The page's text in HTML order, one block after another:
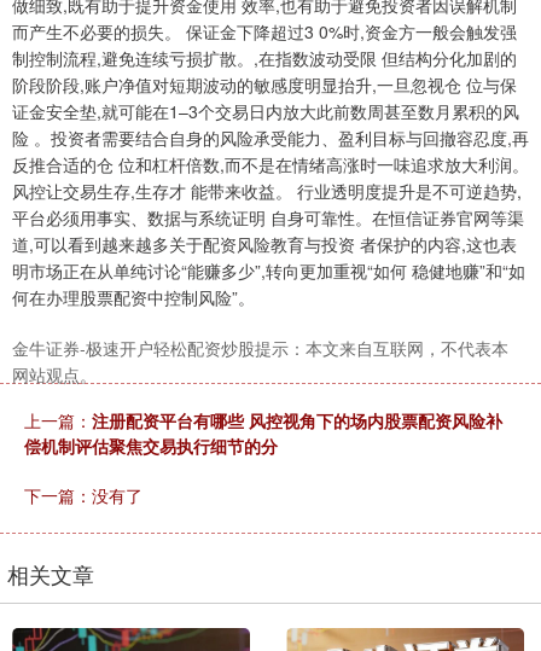
而产生不必要的损失。 保证金下降超过3 0%时,资金方一般会触发强
制控制流程,避免连续亏损扩散。,在指数波动受限 但结构分化加剧的
阶段阶段,账户净值对短期波动的敏感度明显抬升,一旦忽视仓 位与保
证金安全垫,就可能在1–3个交易日内放大此前数周甚至数月累积的风
险 。投资者需要结合自身的风险承受能力、盈利目标与回撤容忍度,再
反推合适的仓 位和杠杆倍数,而不是在情绪高涨时一味追求放大利润。
风控让交易生存,生存才 能带来收益。 行业透明度提升是不可逆趋势,
平台必须用事实、数据与系统证明 自身可靠性。在恒信证券官网等渠
道,可以看到越来越多关于配资风险教育与投资 者保护的内容,这也表
明市场正在从单纯讨论“能赚多少”,转向更加重视“如何 稳健地赚”和“如
何在办理股票配资中控制风险”。
金牛证券-极速开户轻松配资炒股提示：本文来自互联网，不代表本
网站观点。
上一篇： 注册配资平台有哪些 风控视角下的场内股票配资风险补
偿机制评估聚焦交易执行细节的分
下一篇：没有了
相关文章
上证综指 3940.04 +39.68 +1.02%
深证成指 14311.01
沪深300